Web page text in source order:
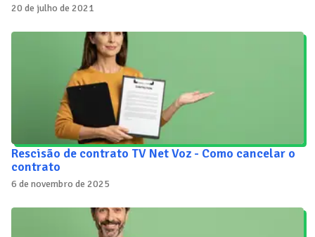
20 de julho de 2021
Rescisão de contrato TV Net Voz - Como cancelar o
contrato
6 de novembro de 2025